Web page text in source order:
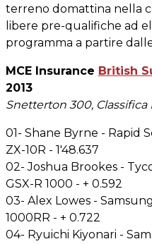
terreno domattina nella
libere pre-qualifiche ad
programma a partire dalle
MCE Insurance British
2013
Snetterton 300, Classifica
01- Shane Byrne - Rapid
ZX-10R - 1'48.637
02- Joshua Brookes -
GSX-R 1000 - + 0.592
03- Alex Lowes -
1000RR - + 0.722
04- Ryuichi Kiyonari -